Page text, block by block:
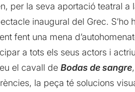
per la seva aportació teatral a
inaugural del Grec. S’ho
fent una mena
a tots els seus actors i
el cavall de Bodas de sangre
la peça té solucions